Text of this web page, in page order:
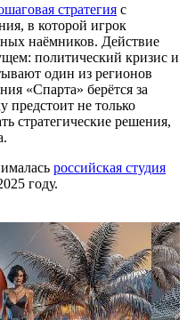
стратегия с
в которой игрок
наёмников. Действие
политический кризис и
один из регионов
«Спарта» берётся за
предстоит не только
стратегические решения,
российская студия
году.